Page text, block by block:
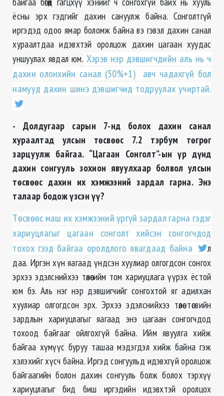
ёсны эрх гэдгийг дахин сануулж байна. Сонголтгүй
иргэдэд одоо ямар боломж байна вэ гэвэл дахин санал
хураалтдаа идэвхтэй оролцож дахин цагаан хуудас
уншуулах явдал юм. Хэрэв нэр дэвшигчдийн аль нь ч
дахин олонхийн санал (50%+1) авч чадахгүй бол
намууд дахин шинэ дэвшигчид тодруулах учиртай.
- Долдугаар сарын 7-нд болох дахин санал
хураалтад улсын төсвөөс 7.2 тэрбум төгрөг
зарцуулж байгаа. “Цагаан Сонголт”-ын үр дүнд
дахин сонгууль зохион явуулхаар болвол улсын
төсвөөс дахин их хэмжээний зардал гарна. Энэ
талаар бодож үзсэн үү?
Төсвөөс маш их хэмжээний үргүй зардал гарна гэдэг
хариуцлагыг цагаан сонголт хийсэн сонгогчдод
тохох гээд байгаа оролдлого явагдаад байна
л
даа. Иргэн хүн яагаад үндсэн хуулиар олгогдсон сонгох
эрхээ эдэлснийхээ төлөө ийм том хариуцлага үүрэх ёстой
юм бэ. Аль нэг нэр дэвшигчийг сонгохтой яг адилхан
хуулиар олгогдсон эрх. Эрхээ эдэлснийхээ төлөө төсвийн
зардлын хариуцлагыг яагаад энэ цагаан сонгогчдод
тохоод байгааг ойлгохгүй байна. Ийм явуулга хийж
байгаа хүмүүс буруу ташаа мэдэгдэл хийж байна гэж
хэлэхийг хүсч байна. Иргэд сонгуульд идэвхгүй оролцож
байгаагийн болон дахин сонгууль болж болох тэрхүү
хариуцлагыг бид биш иргэдийн идэвхтэй оролцох